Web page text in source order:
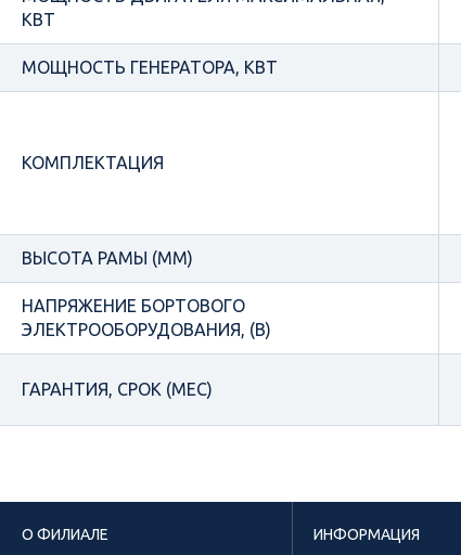
КВТ
МОЩНОСТЬ ГЕНЕРАТОРА, КВТ
КОМПЛЕКТАЦИЯ
ВЫСОТА РАМЫ (ММ)
НАПРЯЖЕНИЕ БОРТОВОГО
ЭЛЕКТРООБОРУДОВАНИЯ, (В)
ГАРАНТИЯ, СРОК (МЕС)
О ФИЛИАЛЕ ИНФОРМАЦИЯ